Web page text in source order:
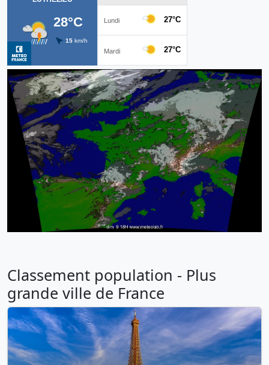
Classement population - Plus
grande ville de France